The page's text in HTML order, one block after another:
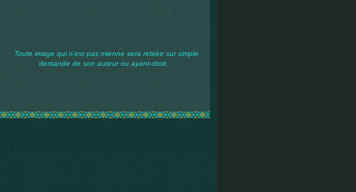
Toute image qui n'est pas mienne sera retirée sur simple
demande de son auteur ou ayant-droit.